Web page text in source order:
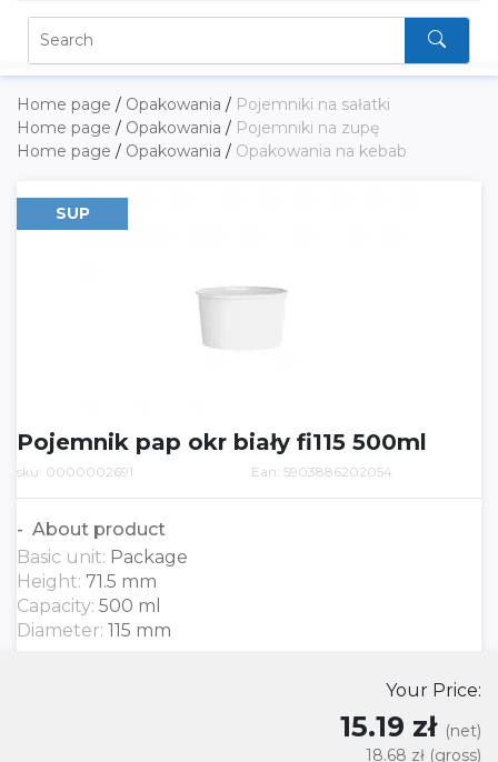
Home page / Opakowania / Pojemniki na sałatki
Home page / Opakowania / Pojemniki na zupę
Home page / Opakowania / Opakowania na kebab
SUP
Pojemnik pap okr biały fi115 500ml
sku: 0000002691 Ean: 5903886202054
About product
Basic unit: Package
Height: 71.5 mm
Capacity: 500 ml
Diameter: 115 mm
Your Price:
15.19 zł (net)
18.68 zł (gross)